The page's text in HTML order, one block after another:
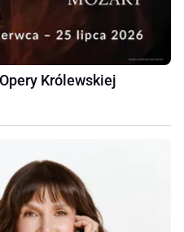
Królewskiej